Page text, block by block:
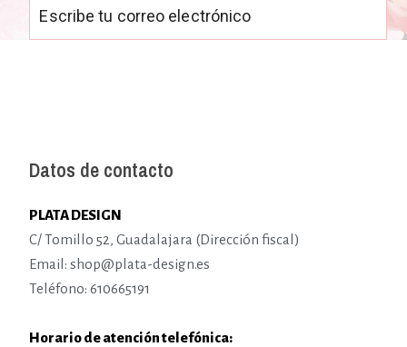
Datos de contacto
PLATA DESIGN
C/ Tomillo 52, Guadalajara (Dirección fiscal)
Email: shop@plata-design.es
Teléfono: 610665191
Horario de atención telefónica: